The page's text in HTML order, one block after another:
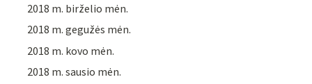
2018 m. birželio mėn.
2018 m. gegužės mėn.
2018 m. kovo mėn.
2018 m. sausio mėn.